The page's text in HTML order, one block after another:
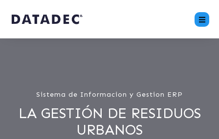
Sistema de Informacion y Gestion ERP
LA GESTIÓN DE RESIDUOS
URBANOS